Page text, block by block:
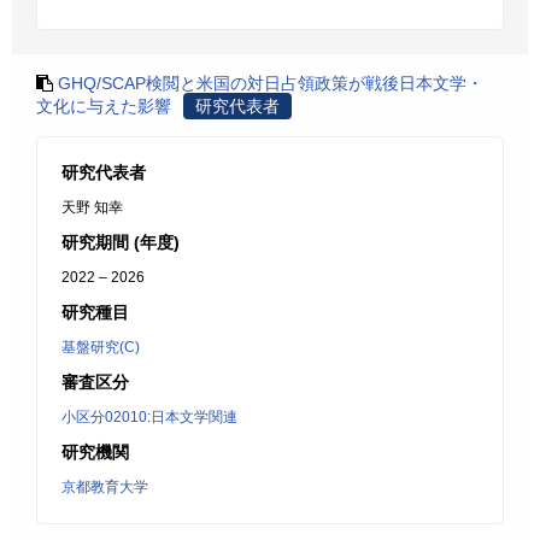
GHQ/SCAP検閲と米国の対日占領政策が戦後日本文学・
文化に与えた影響
研究代表者
研究代表者
天野 知幸
研究期間 (年度)
2022 – 2026
研究種目
基盤研究(C)
審査区分
小区分02010:日本文学関連
研究機関
京都教育大学